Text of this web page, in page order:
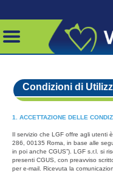
Condizioni di
1. ACCETTAZIONE DELLE
Il servizio che LGF offre agli utenti
286, 00135 Roma, in base alle
in poi anche CGUS”). LGF s.r.l. si
presenti CGUS, con preavviso
per e-mail. Ricevuta la